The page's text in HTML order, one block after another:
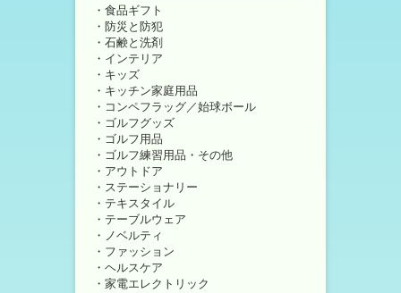
食品ギフト
防災と防犯
石鹸と洗剤
インテリア
キッズ
キッチン家庭用品
コンペフラッグ／始球ボール
ゴルフグッズ
ゴルフ用品
ゴルフ練習用品・その他
アウトドア
ステーショナリー
テキスタイル
テーブルウェア
ノベルティ
ファッション
ヘルスケア
家電エレクトリック